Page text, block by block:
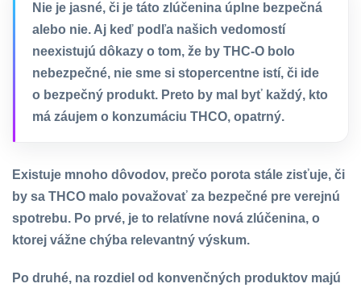
Nie je jasné, či je táto zlúčenina úplne bezpečná
alebo nie. Aj keď podľa našich vedomostí
neexistujú dôkazy o tom, že by THC-O bolo
nebezpečné, nie sme si stopercentne istí, či ide
o bezpečný produkt. Preto by mal byť každý, kto
má záujem o konzumáciu THCO, opatrný.
Existuje mnoho dôvodov, prečo porota stále zisťuje, či
by sa THCO malo považovať za bezpečné pre verejnú
spotrebu. Po prvé, je to relatívne nová zlúčenina, o
ktorej vážne chýba relevantný výskum.
Po druhé, na rozdiel od konvenčných produktov majú